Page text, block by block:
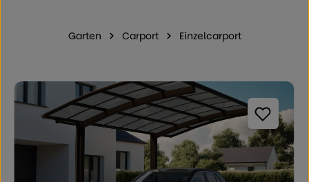
Garten Carport Einzelcarport
Bildergalerie überspringen